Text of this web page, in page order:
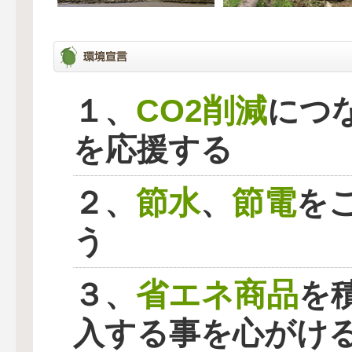
１、 CO2削減につ
を応援する
２、 節水、 節電を
う
３、 省エネ商品を
入する事を心がけ